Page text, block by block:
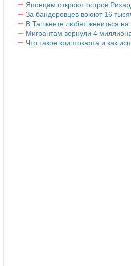
Японцам откроют остров
За бандеровцев воюют 16
В Ташкенте любят жениться на
Мигрантам вернули 4
Что такое криптокарта и как